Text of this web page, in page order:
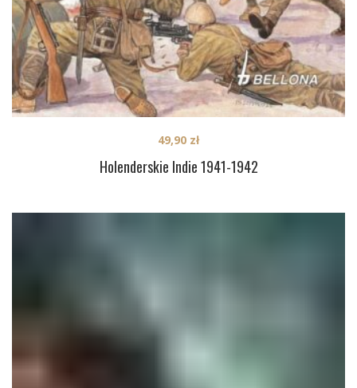
Holenderskie Indie 1941-1942
49,90 zł